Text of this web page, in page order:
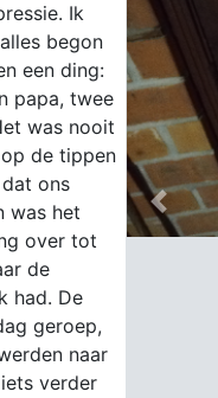
Ik
begon
een ding:
papa, twee
was nooit
de tippen
ons
was het
over tot
de
had. De
geroep,
naar
verder